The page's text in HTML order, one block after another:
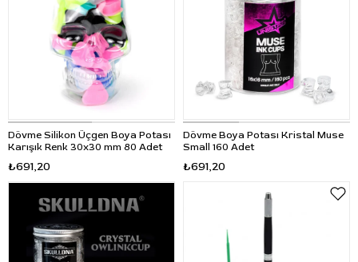
Dövme Silikon Üçgen Boya Potası
Karışık Renk 30x30 mm 80 Adet
₺691,20
Dövme Boya Potası Kristal Muse
Small 160 Adet
₺691,20